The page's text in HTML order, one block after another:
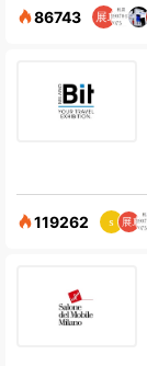
86743
119262